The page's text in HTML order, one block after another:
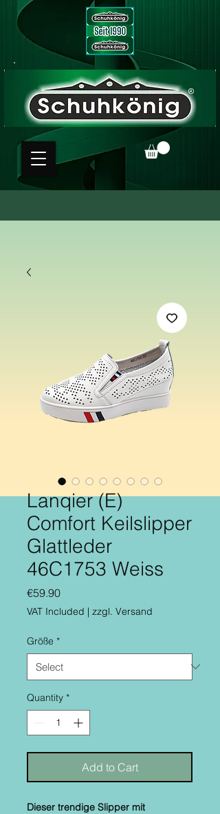
Lanqier (E)
Comfort Keilslipper
Glattleder
46C1753 Weiss
€59.90Price
VAT Included | zzgl. Versand
Größe *
Quantity *
Add to Cart
Dieser trendige Slipper mit